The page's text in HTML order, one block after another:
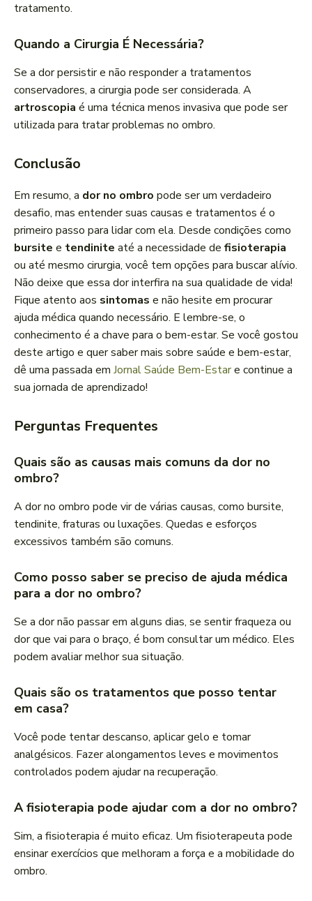
tratamento.
Quando a Cirurgia É Necessária?
Se a dor persistir e não responder a tratamentos
conservadores, a cirurgia pode ser considerada. A
artroscopia é uma técnica menos invasiva que pode ser
utilizada para tratar problemas no ombro.
Conclusão
Em resumo, a dor no ombro pode ser um verdadeiro
desafio, mas entender suas causas e tratamentos é o
primeiro passo para lidar com ela. Desde condições como
bursite e tendinite até a necessidade de fisioterapia
ou até mesmo cirurgia, você tem opções para buscar alívio.
Não deixe que essa dor interfira na sua qualidade de vida!
Fique atento aos sintomas e não hesite em procurar
ajuda médica quando necessário. E lembre-se, o
conhecimento é a chave para o bem-estar. Se você gostou
deste artigo e quer saber mais sobre saúde e bem-estar,
dê uma passada em Jornal Saúde Bem-Estare continue a
sua jornada de aprendizado!
Perguntas Frequentes
Quais são as causas mais comuns da dor no
ombro?
A dor no ombro pode vir de várias causas, como bursite,
tendinite, fraturas ou luxações. Quedas e esforços
excessivos também são comuns.
Como posso saber se preciso de ajuda médica
para a dor no ombro?
Se a dor não passar em alguns dias, se sentir fraqueza ou
dor que vai para o braço, é bom consultar um médico. Eles
podem avaliar melhor sua situação.
Quais são os tratamentos que posso tentar
em casa?
Você pode tentar descanso, aplicar gelo e tomar
analgésicos. Fazer alongamentos leves e movimentos
controlados podem ajudar na recuperação.
A fisioterapia pode ajudar com a dor no ombro?
Sim, a fisioterapia é muito eficaz. Um fisioterapeuta pode
ensinar exercícios que melhoram a força e a mobilidade do
ombro.